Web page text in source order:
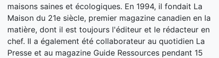
maisons saines et écologiques. En 1994, il fondait La
Maison du 21e siècle, premier magazine canadien en la
matière, dont il est toujours l'éditeur et le rédacteur en
chef. Il a également été collaborateur au quotidien La
Presse et au magazine Guide Ressources pendant 15